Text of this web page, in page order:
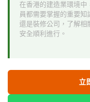
在香港的建造業環境中
員都需要掌握的重要
還是裝修公司，了解相
安全順利進行。
立